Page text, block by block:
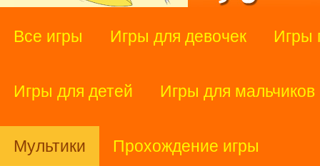
Все игры Игры для девочек Игры
Игры для детей Игры для мальчиков
Мультики Прохождение игры